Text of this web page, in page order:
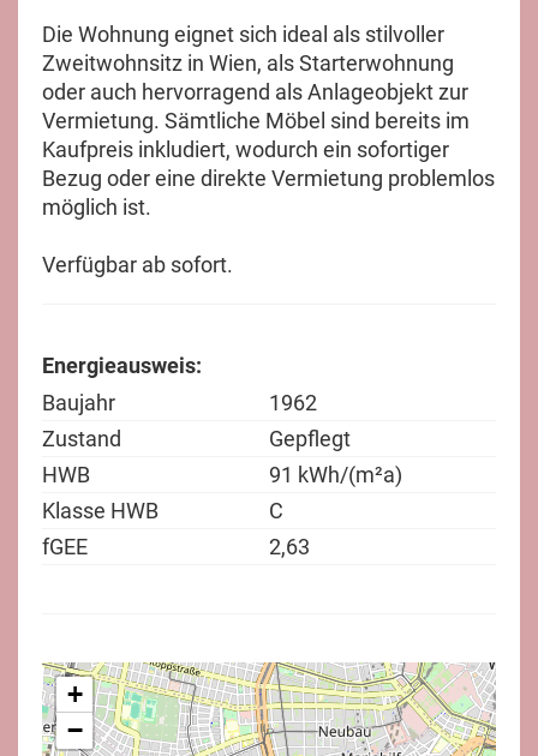
Die Wohnung eignet sich ideal als stilvoller
Zweitwohnsitz in Wien, als Starterwohnung
oder auch hervorragend als Anlageobjekt zur
Vermietung. Sämtliche Möbel sind bereits im
Kaufpreis inkludiert, wodurch ein sofortiger
Bezug oder eine direkte Vermietung problemlos
möglich ist.
Verfügbar ab sofort.
Energieausweis:
Baujahr
1962
Zustand
Gepflegt
HWB
91 kWh/(m²a)
Klasse HWB
C
fGEE
2,63
+
−